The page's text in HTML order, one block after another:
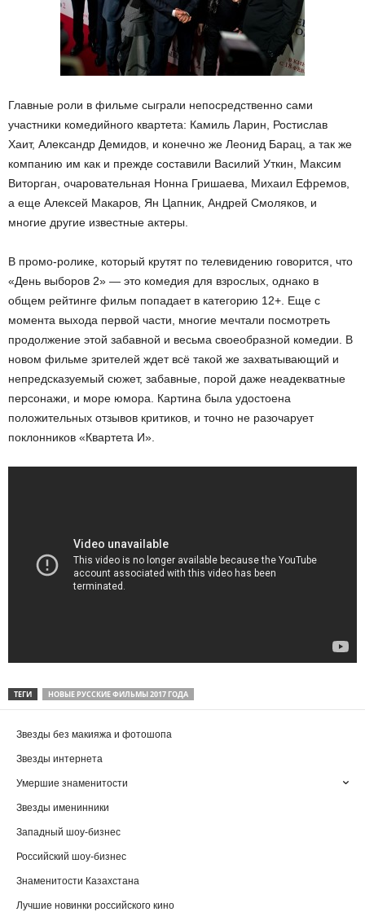
Главные роли в фильме сыграли непосредственно сами
участники комедийного квартета: Камиль Ларин, Ростислав
Хаит, Александр Демидов, и конечно же Леонид Барац, а так же
компанию им как и прежде составили Василий Уткин, Максим
Виторган, очаровательная Нонна Гришаева, Михаил Ефремов,
а еще Алексей Макаров, Ян Цапник, Андрей Смоляков, и
многие другие известные актеры.
В промо-ролике, который крутят по телевидению говорится, что
«День выборов 2» — это комедия для взрослых, однако в
общем рейтинге фильм попадает в категорию 12+. Еще с
момента выхода первой части, многие мечтали посмотреть
продолжение этой забавной и весьма своеобразной комедии. В
новом фильме зрителей ждет всё такой же захватывающий и
непредсказуемый сюжет, забавные, порой даже неадекватные
персонажи, и море юмора. Картина была удостоена
положительных отзывов критиков, и точно не разочарует
поклонников «Квартета И».
ТЕГИ НОВЫЕ РУССКИЕ ФИЛЬМЫ 2017 ГОДА
Звезды без макияжа и фотошопа
Звезды интернета
Умершие знаменитости
Звезды именинники
Западный шоу-бизнес
Российский шоу-бизнес
Знаменитости Казахстана
Лучшие новинки российского кино